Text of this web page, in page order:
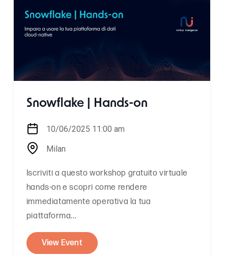
Snowflake | Hands-on
10/06/2025 11:00 am
Milan
Iscriviti a questo workshop gratuito virtuale
hands-on e scopri come rendere
immediatamente operativa la tua
piattaforma...
View Event